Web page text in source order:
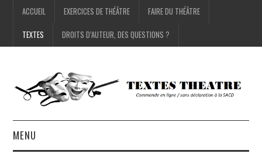
ACCUEIL EXERCICES DE THÉÂTRE FAIRE DU THÉÂTRE
TEXTES DROITS D’AUTEUR, DES QUESTIONS ?
MENU